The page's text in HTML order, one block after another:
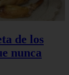
de los
nunca